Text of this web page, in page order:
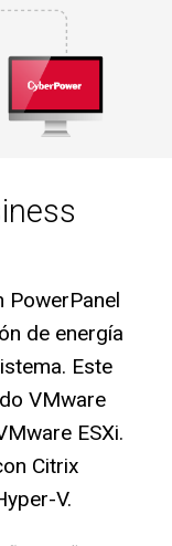
PowerPanel
de energía
Este
VMware
ESXi.
Citrix
V.